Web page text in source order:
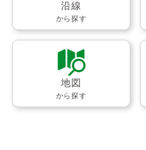
沿線
から探す
地図
から探す